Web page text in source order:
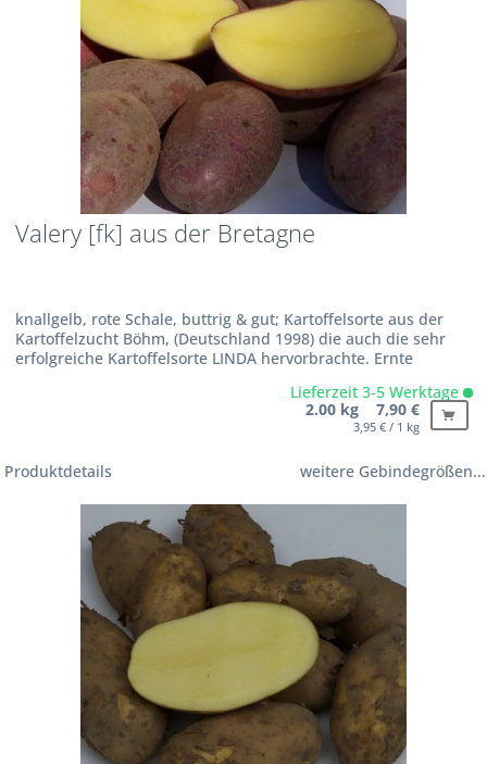
Valery [fk] aus der Bretagne
knallgelb, rote Schale, buttrig & gut; Kartoffelsorte aus der
Kartoffelzucht Böhm, (Deutschland 1998) die auch die sehr
erfolgreiche Kartoffelsorte LINDA hervorbrachte. Ernte
Lieferzeit 3-5 Werktage
2.00 kg 7,90 €
3,95 € / 1 kg
Produktdetails weitere Gebindegrößen...